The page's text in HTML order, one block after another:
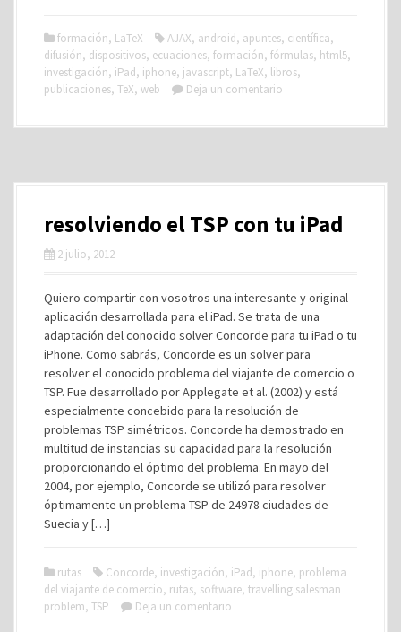
formación, LaTeX AJAX, android, apuntes, científica,
difusión, dispositivos, ecuaciones, formación, fórmulas, html5,
investigación, iPad, iphone, javascript, LaTeX, libros,
publicaciones, TeX, web Deja un comentario
resolviendo el TSP con tu iPad
2 julio, 2012
Quiero compartir con vosotros una interesante y original
aplicación desarrollada para el iPad. Se trata de una
adaptación del conocido solver Concorde para tu iPad o tu
iPhone. Como sabrás, Concorde es un solver para
resolver el conocido problema del viajante de comercio o
TSP. Fue desarrollado por Applegate et al. (2002) y está
especialmente concebido para la resolución de
problemas TSP simétricos. Concorde ha demostrado en
multitud de instancias su capacidad para la resolución
proporcionando el óptimo del problema. En mayo del
2004, por ejemplo, Concorde se utilizó para resolver
óptimamente un problema TSP de 24978 ciudades de
Suecia y […]
rutas Concorde, investigación, iPad, iphone, problema
del viajante de comercio, rutas, software, travelling salesman
problem, TSP Deja un comentario